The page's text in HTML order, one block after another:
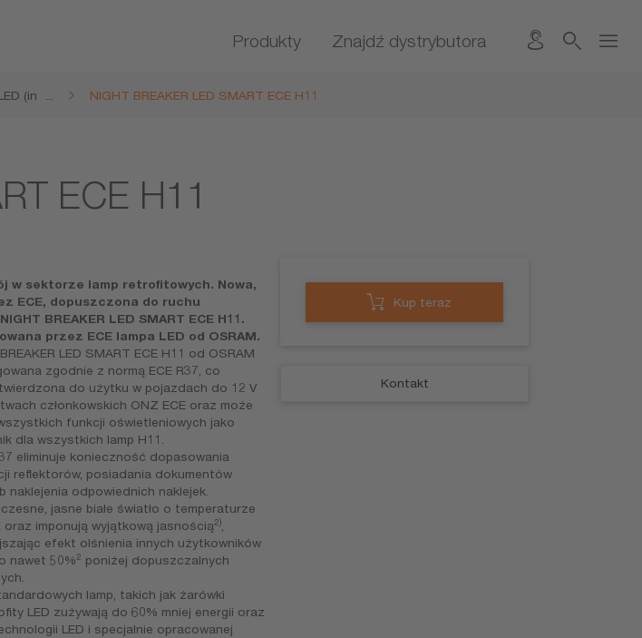
Produkty Znajdź dystrybutora
(in NIGHT BREAKER LED SMART ECE H11
ECE H11
w sektorze lamp retrofitowych. Nowa,
ECE, dopuszczona do ruchu
BREAKER LED SMART ECE H11.
przez ECE lampa LED od OSRAM.
LED SMART ECE H11 od OSRAM
zgodnie z normą ECE R37, co
do użytku w pojazdach do 12 V
członkowskich ONZ ECE oraz może
funkcji oświetleniowych jako
dla wszystkich lamp H11.
eliminuje konieczność dopasowania
reflektorów, posiadania dokumentów
naklejenia odpowiednich naklejek.
jasne białe światło o temperaturze
oraz imponują wyjątkową jasnością2),
efekt olśnienia innych użytkowników
nawet 50%2 poniżej dopuszczalnych
lamp, takich jak żarówki
LED zużywają do 60% mniej energii oraz
LED i specjalnie opracowanej
Kup teraz
Kontakt